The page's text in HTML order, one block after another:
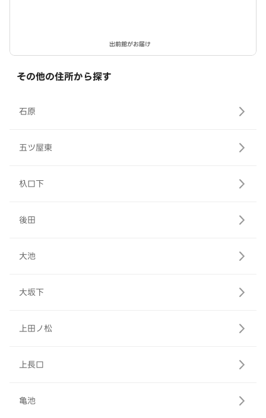
出前館がお届け
その他の住所から探す
石原
五ツ屋東
杁口下
後田
大池
大坂下
上田ノ松
上長口
亀池